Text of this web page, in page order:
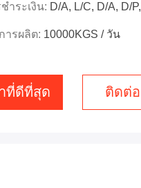
ำระเงิน: D/A, L/C, D/A, D/
ารผลิต: 10000KGS / วัน
ที่ดีที่สุด ติดต่